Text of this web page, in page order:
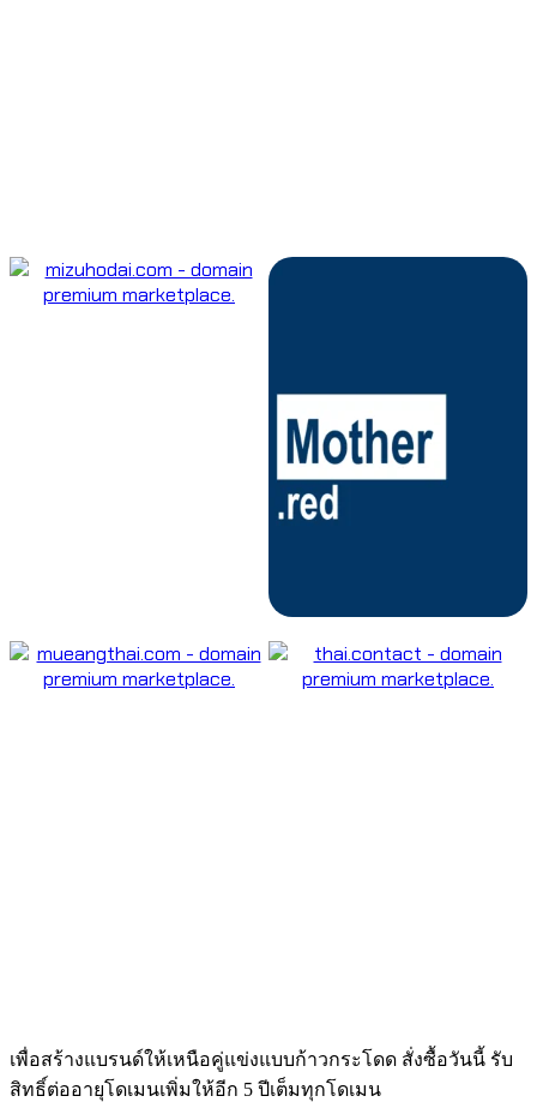
เพื่อสร้างแบรนด์ให้เหนือคู่แข่งแบบก้าวกระโดด สั่งซื้อวันนี้ รับ
สิทธิ์ต่ออายุโดเมนเพิ่มให้อีก 5 ปีเต็มทุกโดเมน